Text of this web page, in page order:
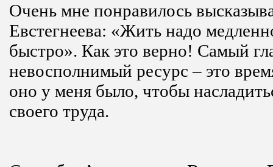
Очень мне понравилось
Евстегнеева: «Жить надо
быстро». Как это верно! Самый
невосполнимый ресурс – это
оно у меня было, чтобы
своего труда.